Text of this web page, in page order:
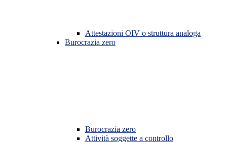
Attestazioni OIV o struttura analoga
Burocrazia zero
Burocrazia zero
Attività soggette a controllo